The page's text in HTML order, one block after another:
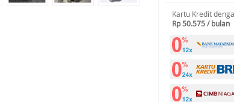
Kartu Kredit
Rp 50.575 / bulan